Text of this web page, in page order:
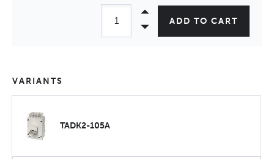
ADD TO CART
VARIANTS
TADK2-105A